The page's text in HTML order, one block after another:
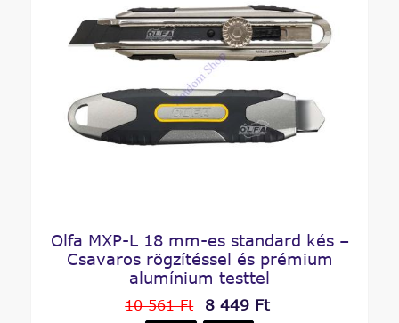
Olfa MXP-L 18 mm-es standard kés –
Csavaros rögzítéssel és prémium
alumínium testtel
10 561 Ft 8 449 Ft